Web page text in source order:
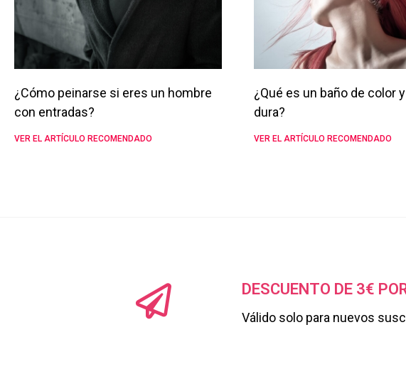
¿Cómo peinarse si eres un hombre
con entradas?
VER EL ARTÍCULO RECOMENDADO
¿Qué es un baño de color
dura?
VER EL ARTÍCULO RECOMENDADO
DESCUENTO DE 3€
Válido solo para nuevos